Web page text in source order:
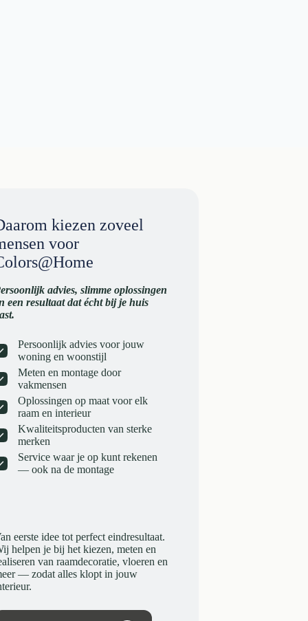
kiezen zoveel
voor
advies, slimme oplossingen
een resultaat dat écht bij je huis
Persoonlijk advies voor jouw
woning en woonstijl
Meten en montage door
vakmensen
Oplossingen op maat voor elk
raam en interieur
Kwaliteitsproducten van sterke
merken
Service waar je op kunt rekenen
— ook na de montage
eerste idee tot perfect eindresultaat.
helpen je bij het kiezen, meten en
van raamdecoratie, vloeren en
— zodat alles klopt in jouw